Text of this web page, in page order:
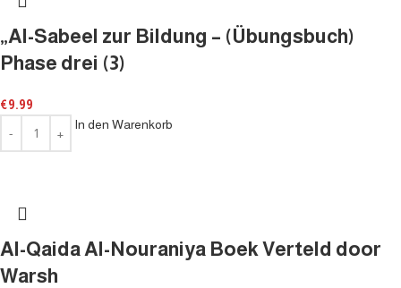
„Al-Sabeel zur Bildung – (Übungsbuch)
Phase drei (3)
€9.99
In den Warenkorb
Al-Qaida Al-Nouraniya Boek Verteld door
Warsh